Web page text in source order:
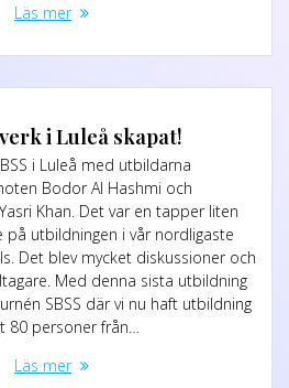
Läs mer
i Luleå skapat!
i Luleå med utbildarna
Bodor Al Hashmi och
Khan. Det var en tapper liten
på utbildningen i vår nordligaste
Det blev mycket diskussioner och
Med denna sista utbildning
SBSS där vi nu haft utbildning
80 personer från…
Läs mer